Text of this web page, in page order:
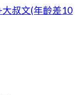
叔文(年齡差10